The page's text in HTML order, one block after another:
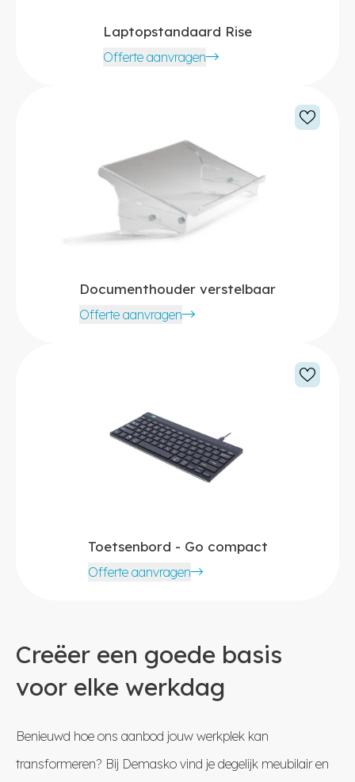
Laptopstandaard Rise
Offerte aanvragen
Documenthouder verstelbaar
Offerte aanvragen
Toetsenbord - Go compact
Offerte aanvragen
Creëer een goede basis
voor elke werkdag
Benieuwd hoe ons aanbod jouw werkplek kan
transformeren? Bij Demasko vind je degelijk meubilair en